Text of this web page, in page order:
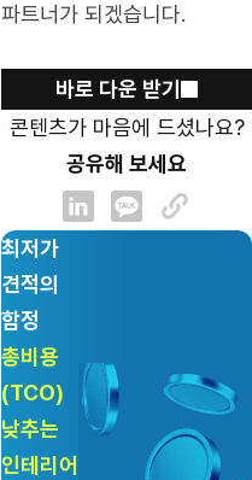
파트너가 되겠습니다.
바로 다운 받기
콘텐츠가 마음에 드셨나요?
공유해 보세요
최저가
견적의
함정
총비용
(TCO)
낮추는
인테리어